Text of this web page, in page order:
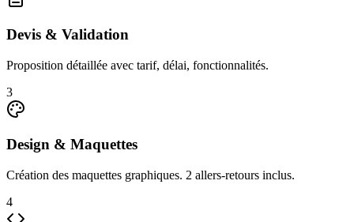
Devis & Validation
Proposition détaillée avec tarif, délai, fonctionnalités.
3
Design & Maquettes
Création des maquettes graphiques. 2 allers-retours inclus.
4